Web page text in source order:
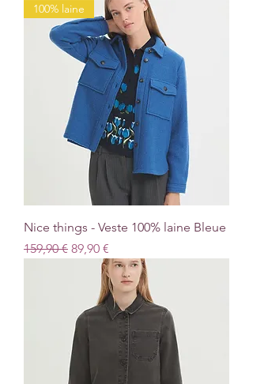
100% laine
Nice things - Veste 100% laine Bleue
Prix original
159,90 € Prix promotionnel
89,90 €